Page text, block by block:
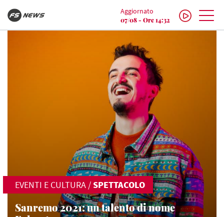
Aggiornato
07/08 - Ore 14:32
EVENTI E CULTURA /SPETTACOLO
Sanremo 2021: un talento di nome